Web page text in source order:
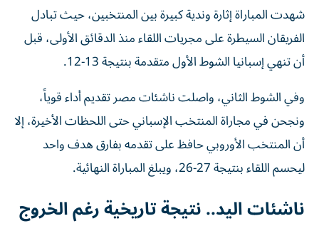
شهدت المباراة إثارة وندية كبيرة بين المنتخبين، حيث تبادل
الفريقان السيطرة على مجريات اللقاء منذ الدقائق الأولى، قبل
أن تنهي إسبانيا الشوط الأول متقدمة بنتيجة 13-12.
وفي الشوط الثاني، واصلت ناشئات مصر تقديم أداء قوياً،
ونجحن في مجاراة المنتخب الإسباني حتى اللحظات الأخيرة، إلا
أن المنتخب الأوروبي حافظ على تقدمه بفارق هدف واحد
ليحسم اللقاء بنتيجة 27-26، ويبلغ المباراة النهائية.
ناشئات اليد.. نتيجة تاريخية رغم الخروج